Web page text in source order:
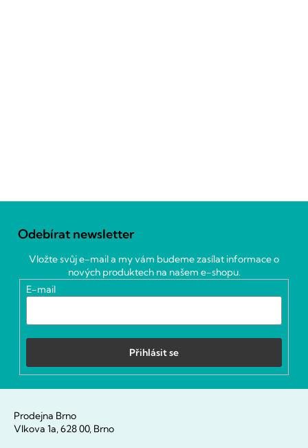
Odebírat newsletter
Vložte svůj e-mail a my vám budeme zasílat informace o
nových produktech na našem e-shopu.
E-mail
Přihlásit se
Prodejna Brno
Vlkova 1a, 628 00, Brno